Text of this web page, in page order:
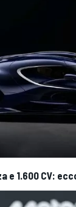
e 1.600 CV: